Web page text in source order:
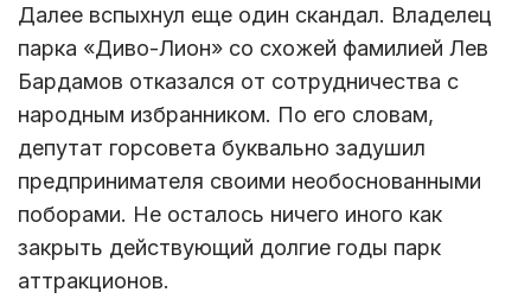
Далее вспыхнул еще один скандал. Владелец
парка «Диво-Лион» со схожей фамилией Лев
Бардамов отказался от сотрудничества с
народным избранником. По его словам,
депутат горсовета буквально задушил
предпринимателя своими необоснованными
поборами. Не осталось ничего иного как
закрыть действующий долгие годы парк
аттракционов.